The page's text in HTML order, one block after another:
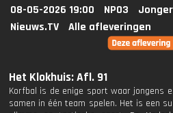
08-05-2026 19:00 NPO3
Nieuws.TV
Alle afleveringen
Het Klokhuis: Afl. 91
Korfbal is de enige sport waar jongens
samen in één team spelen. Het is een